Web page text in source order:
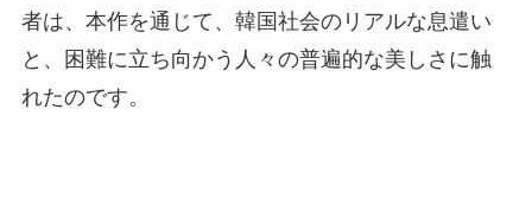
者は、本作を通じて、韓国社会のリアルな息遣い
と、困難に立ち向かう人々の普遍的な美しさに触
れたのです。